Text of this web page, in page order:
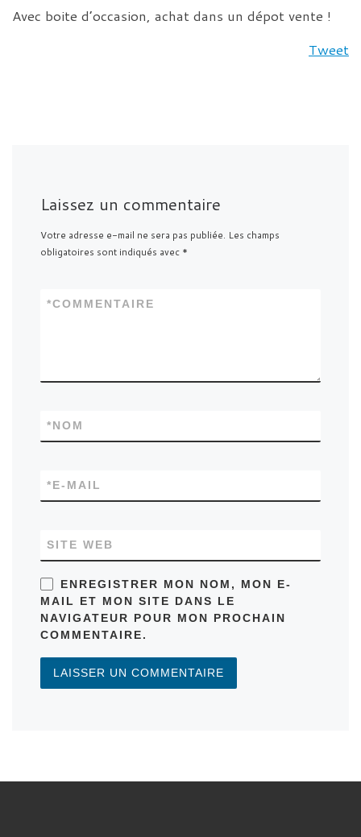
Avec boite d’occasion, achat dans un dépot vente !
Tweet
Laissez un commentaire
Votre adresse e-mail ne sera pas publiée. Les champs
obligatoires sont indiqués avec *
COMMENTAIRE
*
NOM
*
E-MAIL
*
SITE WEB
ENREGISTRER MON NOM, MON E-
MAIL ET MON SITE DANS LE
NAVIGATEUR POUR MON PROCHAIN
COMMENTAIRE.